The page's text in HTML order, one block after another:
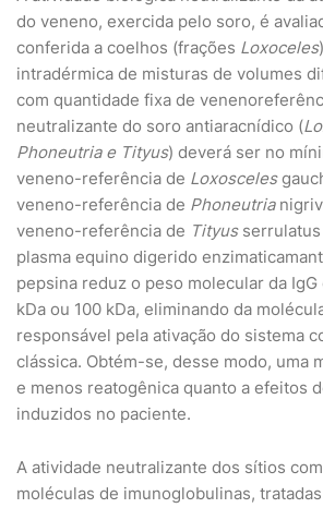
do veneno, exercida pelo soro, é
conferida a coelhos (frações Loxoceles
intradérmica de misturas de volumes
com quantidade fixa de
neutralizante do soro antiaracnídico (
Phoneutria e Tityus) deverá ser no
veneno-referência de Loxosceles
veneno-referência de Phoneutria
veneno-referência de Tityus
plasma equino digerido
pepsina reduz o peso molecular da IgG
kDa ou 100 kDa, eliminando da
responsável pela ativação do sistema
clássica. Obtém-se, desse modo, uma
e menos reatogênica quanto a efeitos
induzidos no paciente.
A atividade neutralizante dos sítios
moléculas de imunoglobulinas,